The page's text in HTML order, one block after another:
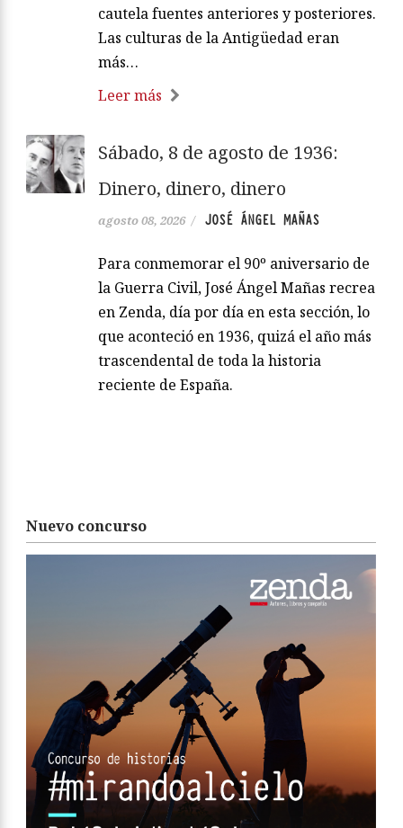
cautela fuentes anteriores y posteriores.
Las culturas de la Antigüedad eran
más…
Leer más
Sábado, 8 de agosto de 1936:
Dinero, dinero, dinero
agosto 08, 2026 / JOSÉ ÁNGEL MAÑAS
Para conmemorar el 90º aniversario de
la Guerra Civil, José Ángel Mañas recrea
en Zenda, día por día en esta sección, lo
que aconteció en 1936, quizá el año más
trascendental de toda la historia
reciente de España.
Nuevo concurso